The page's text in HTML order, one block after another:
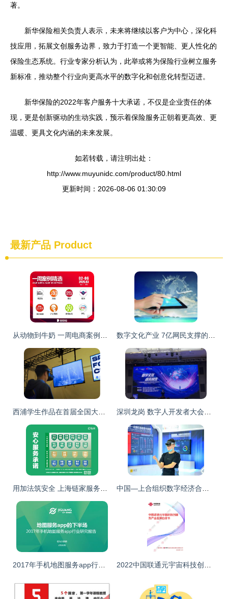
著。
新华保险相关负责人表示，未来将继续以客户为中心，深化科
技应用，拓展文创服务边界，致力于打造一个更智能、更人性化的
保险生态系统。行业专家分析认为，此举或将为保险行业树立服务
新标准，推动整个行业向更高水平的数字化和创意化转型迈进。
新华保险的2022年客户服务十大承诺，不仅是企业责任的体
现，更是创新驱动的生动实践，预示着保险服务正朝着更高效、更
温暖、更具文化内涵的未来发展。
如若转载，请注明出处：
http://www.muyunidc.com/product/80.html
更新时间：2026-08-06 01:30:09
最新产品 Product